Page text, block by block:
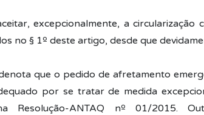
excepcionalmente, a circularização
no § 1º deste artigo, desde que
que o pedido de afretamento
por se tratar de medida
Resolução-ANTAQ nº 01/2015.